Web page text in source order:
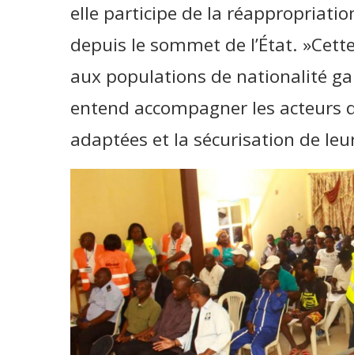
elle participe de la
depuis le sommet de l’État.
aux populations de nationalité
entend accompagner les
adaptées et la sécurisation de